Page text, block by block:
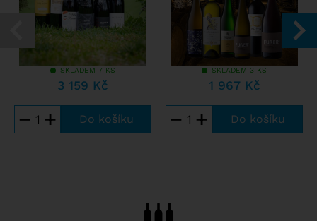
SKLADEM 7 KS
3 159 Kč
− +
SKLADEM 3 KS
1 967 Kč
− +